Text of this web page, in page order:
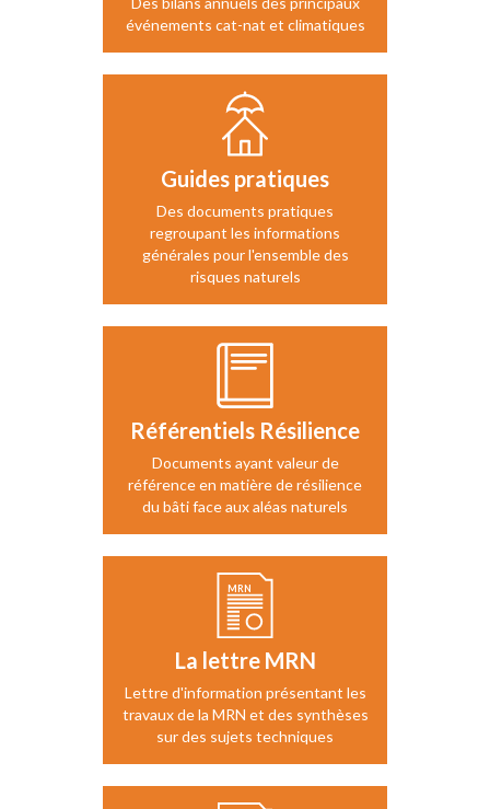
événements cat-nat et climatiques
Guides pratiques
Des documents pratiques
regroupant les informations
générales pour l'ensemble des
risques naturels
Référentiels Résilience
Documents ayant valeur de
référence en matière de résilience
du bâti face aux aléas naturels
La lettre MRN
Lettre d'information présentant les
travaux de la MRN et des synthèses
sur des sujets techniques